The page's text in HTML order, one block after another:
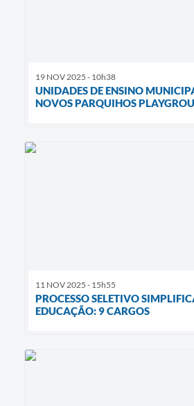
19 NOV 2025 - 10h38
UNIDADES DE ENSINO
NOVOS PARQUIHOS
11 NOV 2025 - 15h55
PROCESSO SELETIVO
EDUCAÇÃO: 9 CARGOS